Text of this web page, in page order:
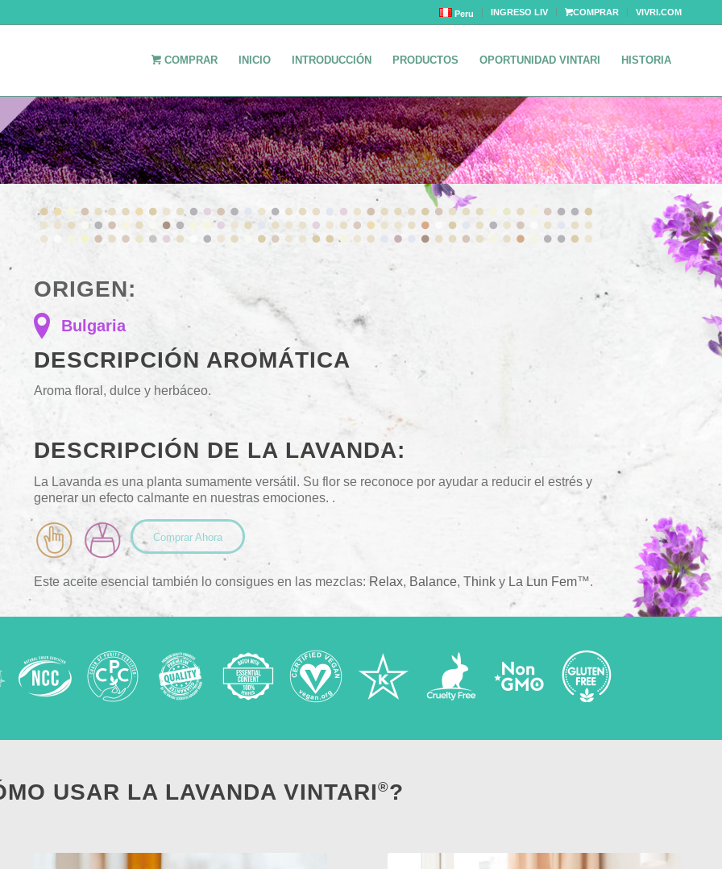
Peru INGRESO LIV COMPRAR VIVRI.COM
COMPRAR INICIO INTRODUCCIÓN PRODUCTOS OPORTUNIDAD VINTARI HISTORIA
ORIGEN:
Bulgaria
DESCRIPCIÓN AROMÁTICA
Aroma floral, dulce y herbáceo.
DESCRIPCIÓN DE LA LAVANDA:
La Lavanda es una planta sumamente versátil. Su flor se reconoce por ayudar a reducir el estrés y
generar un efecto calmante en nuestras emociones. .
Comprar Ahora
Este aceite esencial también lo consigues en las mezclas: Relax, Balance, Thinky La Lun Fem™.
USAR LA LAVANDA VINTARI®?